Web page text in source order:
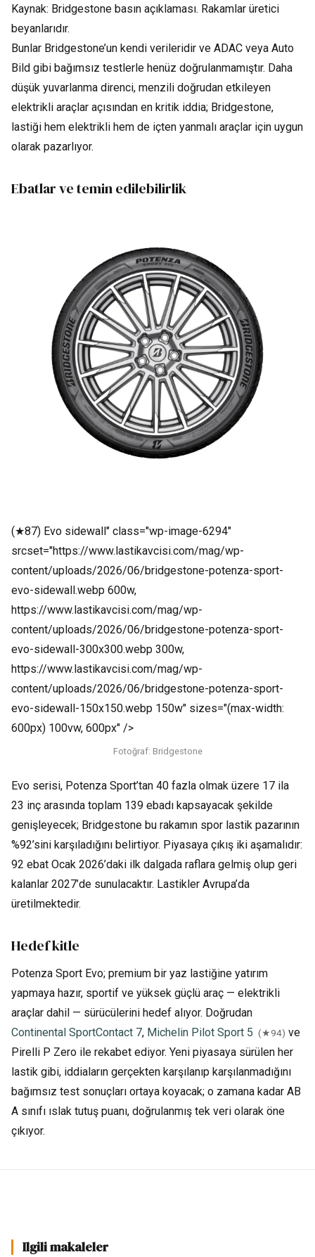
Kaynak: Bridgestone basın açıklaması. Rakamlar üretici
beyanlarıdır.
Bunlar Bridgestone’un kendi verileridir ve ADAC veya Auto
Bild gibi bağımsız testlerle henüz doğrulanmamıştır. Daha
düşük yuvarlanma direnci, menzili doğrudan etkileyen
elektrikli araçlar açısından en kritik iddia; Bridgestone,
lastiği hem elektrikli hem de içten yanmalı araçlar için uygun
olarak pazarlıyor.
Ebatlar ve temin edilebilirlik
(★87) Evo sidewall" class="wp-image-6294"
srcset="https://www.lastikavcisi.com/mag/wp-
content/uploads/2026/06/bridgestone-potenza-sport-
evo-sidewall.webp 600w,
https://www.lastikavcisi.com/mag/wp-
content/uploads/2026/06/bridgestone-potenza-sport-
evo-sidewall-300x300.webp 300w,
https://www.lastikavcisi.com/mag/wp-
content/uploads/2026/06/bridgestone-potenza-sport-
evo-sidewall-150x150.webp 150w" sizes="(max-width:
600px) 100vw, 600px" />
Fotoğraf: Bridgestone
Evo serisi, Potenza Sport’tan 40 fazla olmak üzere 17 ila
23 inç arasında toplam 139 ebadı kapsayacak şekilde
genişleyecek; Bridgestone bu rakamın spor lastik pazarının
%92’sini karşıladığını belirtiyor. Piyasaya çıkış iki aşamalıdır:
92 ebat Ocak 2026’daki ilk dalgada raflara gelmiş olup geri
kalanlar 2027’de sunulacaktır. Lastikler Avrupa’da
üretilmektedir.
Hedef kitle
Potenza Sport Evo; premium bir yaz lastiğine yatırım
yapmaya hazır, sportif ve yüksek güçlü araç — elektrikli
araçlar dahil — sürücülerini hedef alıyor. Doğrudan
Continental SportContact 7, Michelin Pilot Sport 5 (★94) ve
Pirelli P Zero ile rekabet ediyor. Yeni piyasaya sürülen her
lastik gibi, iddiaların gerçekten karşılanıp karşılanmadığını
bağımsız test sonuçları ortaya koyacak; o zamana kadar AB
A sınıfı ıslak tutuş puanı, doğrulanmış tek veri olarak öne
çıkıyor.
Ilgili makaleler